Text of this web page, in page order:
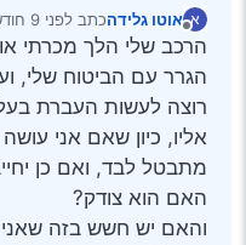
א
מנותק
אוטו גלידהכתב לפני 9 חודשים
נערך לאחרונה על
הרכב שלי הלך מכרתי
הגרר עם הביטוח שלי,
רוצה לעשות העברת
אליו, כיון שאם אני
מתבטל לבד, ואם כן
האם הוא צודק?
והאם יש חשש בזה